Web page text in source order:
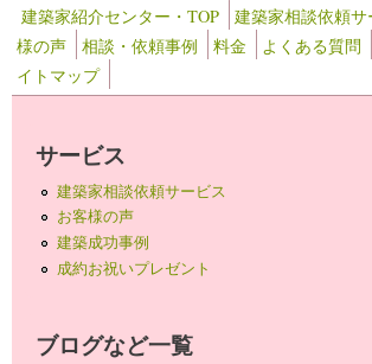
建築家紹介センター・TOP 建築家相談依頼
様の声
相談・依頼事例 料金 よくある質問
イトマップ
サービス
建築家相談依頼サービス
お客様の声
建築成功事例
成約お祝いプレゼント
ブログなど一覧